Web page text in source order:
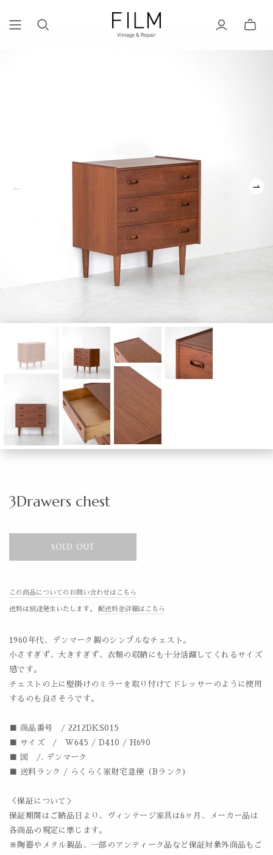
3Drawers chest
SOLD OUT
この商品についてのお問い合わせはこちら
送料は別途発生いたします。 配送料金詳細はこちら
1960年代、デンマーク製のシンプルなチェスト。
小さすぎず、大きすぎず、衣類の収納にも十分活躍してくれるサイズ
感です。
チェストの上に壁掛けのミラーを取り付けてドレッサーのように使用
するのも良さそうです。
■ 商品番号 / 2212DKS015
■ サイズ / W645 / D410 / H690
■ 国 /. デンマーク
■ 送料ランク / らくらく家財宅急便（Bランク)
＜保証について＞
保証期間はご納品日より、ヴィンテージ家具は6ヶ月、メーカー品は
各商品の規定に準じます。
※陶器やメタル製品、一部のアンティーク品など保証対象外商品もご